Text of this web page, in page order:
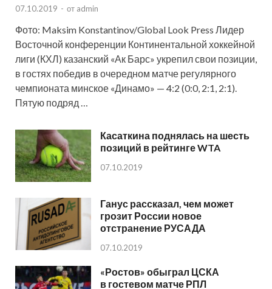
07.10.2019 - от admin
Фото: Maksim Konstantinov/Global Look Press Лидер
Восточной конференции Континентальной хоккейной
лиги (КХЛ) казанский «Ак Барс» укрепил свои позиции,
в гостях победив в очередном матче регулярного
чемпионата минское «Динамо» — 4:2 (0:0, 2:1, 2:1).
Пятую подряд …
Касаткина поднялась на шесть
позиций в рейтинге WTA
07.10.2019
Ганус рассказал, чем может
грозит России новое
отстранение РУСАДА
07.10.2019
«Ростов» обыграл ЦСКА
в гостевом матче РПЛ